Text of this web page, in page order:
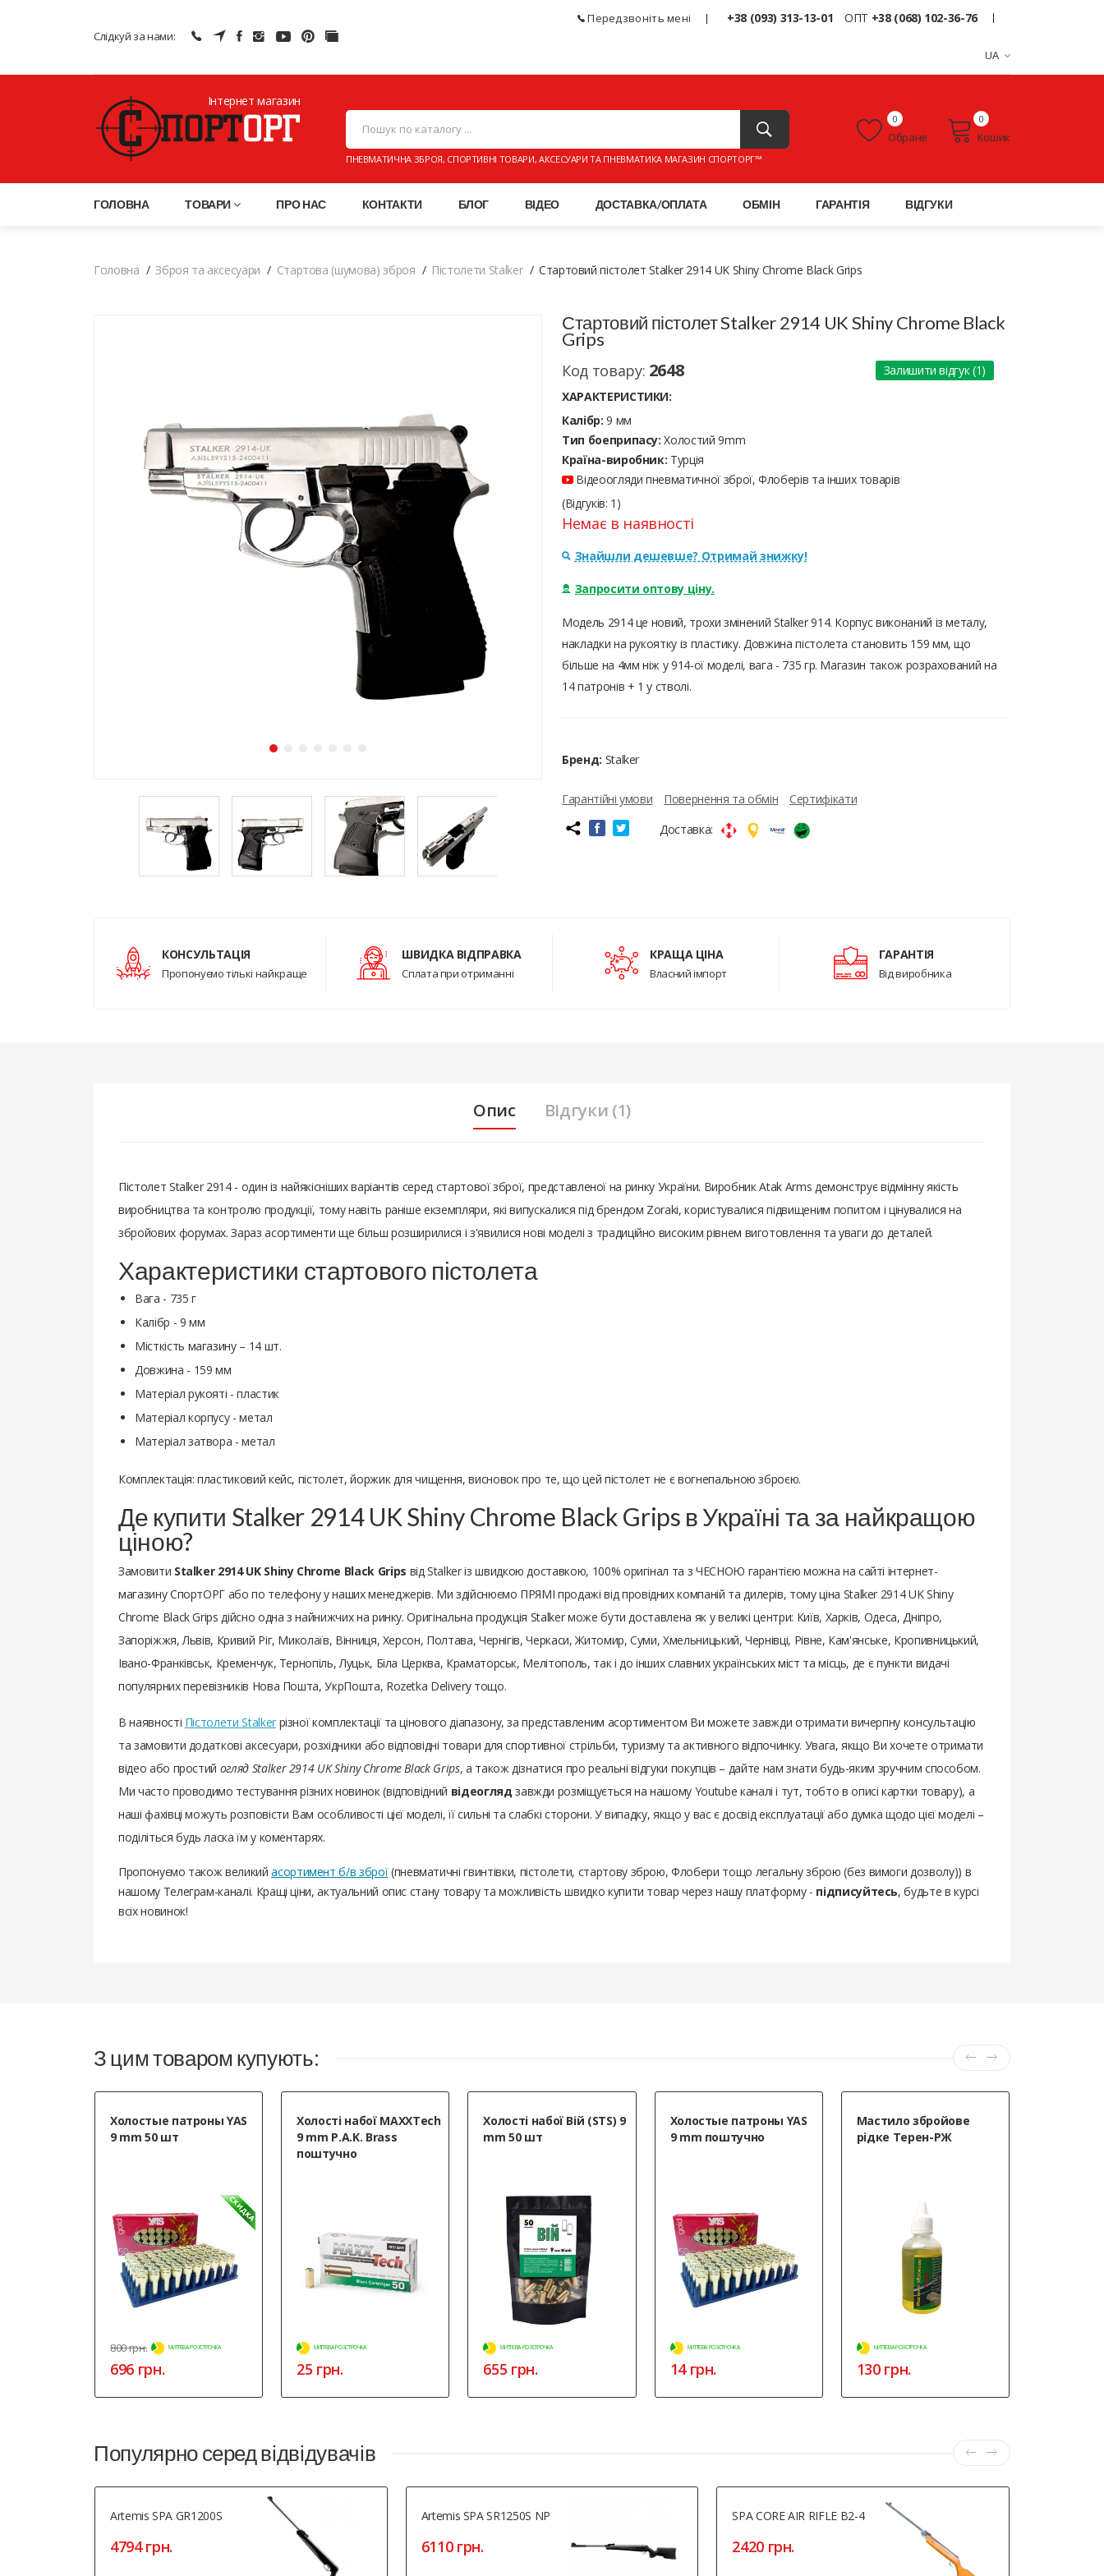
Слідкуй за нами:
Передзвоніть мені +38 (093) 313-13-01 ОПТ +38 (068) 102-36-76
UA
Інтернет магазин
ПНЕВМАТИЧНА ЗБРОЯ, СПОРТИВНІ ТОВАРИ, АКСЕСУАРИ ТА ПНЕВМАТИКА МАГАЗИН СПОРТОРГ™
Обране
0
Кошик
0
ГОЛОВНА ТОВАРИ ПРО НАС КОНТАКТИ БЛОГ ВІДЕО ДОСТАВКА/ОПЛАТА ОБМІН ГАРАНТІЯ ВІДГУКИ
Головна Зброя та аксесуари Стартова (шумова) зброя Пістолети Stalker Стартовий пістолет Stalker 2914 UK Shiny Chrome Black Grips
Стартовий пістолет Stalker 2914 UK Shiny Chrome Black
Grips
Код товару: 2648
Залишити відгук (1)
ХАРАКТЕРИСТИКИ:
Калібр: 9 мм
Тип боеприпасу: Холостий 9mm
Країна-виробник: Турція
Відеоогляди пневматичної зброї, Флоберів та інших товарів
(Відгуків: 1)
Немає в наявності
Знайшли дешевше? Отримай знижку!
Запросити оптову ціну.
Модель 2914 це новий, трохи змінений Stalker 914. Корпус виконаний із металу,
накладки на рукоятку із пластику. Довжина пістолета становить 159 мм, що
більше на 4мм ніж у 914-ої моделі, вага - 735 гр. Магазин також розрахований на
14 патронів + 1 у стволі.
Бренд: Stalker
Гарантійні умови Повернення та обмін
Сертифікати
Доставка:
КОНСУЛЬТАЦІЯ
Пропонуємо тількі найкраще
ШВИДКА ВІДПРАВКА
Сплата при отриманні
КРАЩА ЦІНА
Власний імпорт
ГАРАНТІЯ
Від виробника
Опис Відгуки (1)
Пістолет Stalker 2914 - один із найякісніших варіантів серед стартової зброї, представленої на ринку України. Виробник Atak Arms демонструє відмінну якість
виробництва та контролю продукції, тому навіть раніше екземпляри, які випускалися під брендом Zoraki, користувалися підвищеним попитом і цінувалися на
збройових форумах. Зараз асортименти ще більш розширилися і з'явилися нові моделі з традиційно високим рівнем виготовлення та уваги до деталей.
Характеристики стартового пістолета
Вага - 735 г
Калібр - 9 мм
Місткість магазину – 14 шт.
Довжина - 159 мм
Матеріал рукояті - пластик
Матеріал корпусу - метал
Матеріал затвора - метал
Комплектація: пластиковий кейс, пістолет, йоржик для чищення, висновок про те, що цей пістолет не є вогнепальною зброєю.
Де купити Stalker 2914 UK Shiny Chrome Black Grips в Україні та за найкращою
ціною?
Замовити Stalker 2914 UK Shiny Chrome Black Grips від Stalker із швидкою доставкою, 100% оригінал та з ЧЕСНОЮ гарантією можна на сайті інтернет-
магазину СпортОРГ або по телефону у наших менеджерів. Ми здійснюємо ПРЯМІ продажі від провідних компаній та дилерів, тому ціна Stalker 2914 UK Shiny
Chrome Black Grips дійсно одна з найнижчих на ринку. Оригінальна продукція Stalker може бути доставлена ​​як у великі центри: Київ, Харків, Одеса, Дніпро,
Запоріжжя, Львів, Кривий Ріг, Миколаїв, Вінниця, Херсон, Полтава, Чернігів, Черкаси, Житомир, Суми, Хмельницький, Чернівці, Рівне, Кам'янське, Кропивницький,
Івано-Франківськ, Кременчук, Тернопіль, Луцьк, Біла Церква, Краматорськ, Мелітополь, так і до інших славних українських міст та місць, де є пункти видачі
популярних перевізників Нова Пошта, УкрПошта, Rozetka Delivery тощо.
В наявності Пістолети Stalkerрізної комплектації та цінового діапазону, за представленим асортиментом Ви можете завжди отримати вичерпну консультацію
та замовити додаткові аксесуари, розхідники або відповідні товари для спортивної стрільби, туризму та активного відпочинку. Увага, якщо Ви хочете отримати
відео або простий огляд Stalker 2914 UK Shiny Chrome Black Grips, а також дізнатися про реальні відгуки покупців – дайте нам знати будь-яким зручним способом.
Ми часто проводимо тестування різних новинок (відповідний відеогляд завжди розміщується на нашому Youtube каналі і тут, тобто в описі картки товару), а
наші фахівці можуть розповісти Вам особливості цієї моделі, її сильні та слабкі сторони. У випадку, якщо у вас є досвід експлуатації або думка щодо цієї моделі –
поділіться будь ласка їм у коментарях.
Пропонуємо також великийасортимент б/в зброї(пневматичні гвинтівки, пістолети, стартову зброю, Флобери тощо легальну зброю (без вимоги дозволу)) в
нашому Телеграм-каналі. Кращі ціни, актуальний опис стану товару та можливість швидко купити товар через нашу платформу - підписуйтесь, будьте в курсі
всіх новинок!
З цим товаром купують:
Холостые патроны YAS
9 mm 50 шт
800грн. МИТТЄВА РОЗСТРОЧКА
696 грн.
Холості набої MAXXTech
9 mm P.A.K. Brass
поштучно
МИТТЄВА РОЗСТРОЧКА
25 грн.
Холості набої Вій (STS) 9
mm 50 шт
МИТТЄВА РОЗСТРОЧКА
655 грн.
Холостые патроны YAS
9 mm поштучно
МИТТЄВА РОЗСТРОЧКА
14 грн.
Мастило збройове
рідке Терен-РЖ
МИТТЄВА РОЗСТРОЧКА
130 грн.
Популярно серед відвідувачів
Artemis SPA GR1200S
4794 грн.
Artemis SPA SR1250S NP
6110 грн.
SPA CORE AIR RIFLE B2-4
2420 грн.